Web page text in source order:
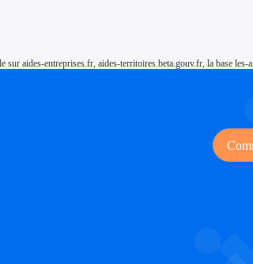
aides-entreprises.fr, aides-territoires.beta.gouv.fr, la base